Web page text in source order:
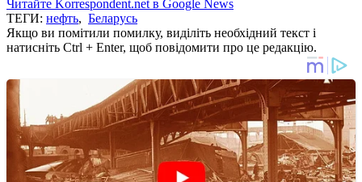
Читайте Korrespondent.net в Google News
ТЕГИ: нефть, Беларусь
Якщо ви помітили помилку, виділіть необхідний текст і
натисніть Ctrl + Enter, щоб повідомити про це редакцію.